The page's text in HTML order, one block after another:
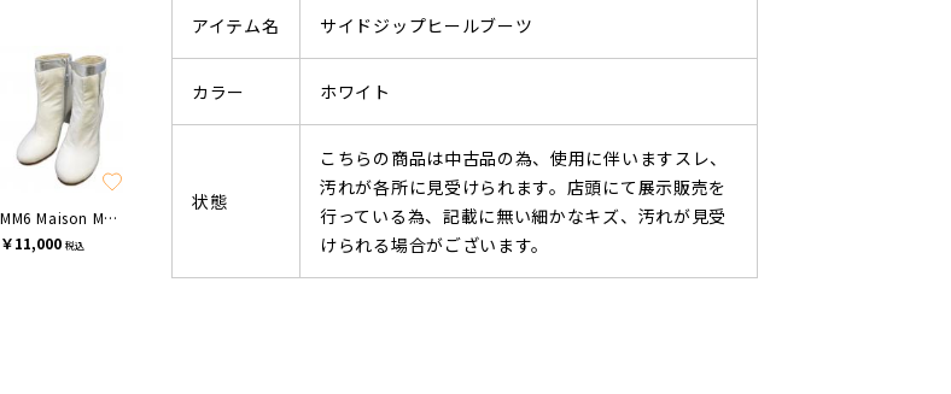
MM6 Maison Margiela
￥11,000 税込
アイテム名 サイドジップヒールブーツ
カラー ホワイト
状態
こちらの商品は中古品の為、使用に伴いますスレ、
汚れが各所に見受けられます。店頭にて展示販売を
行っている為、記載に無い細かなキズ、汚れが見受
けられる場合がございます。